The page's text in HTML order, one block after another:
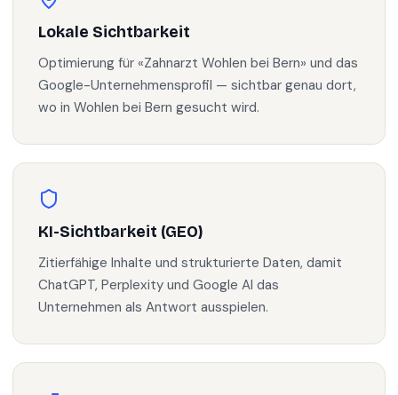
Lokale Sichtbarkeit
Optimierung für «Zahnarzt Wohlen bei Bern» und das
Google-Unternehmensprofil — sichtbar genau dort,
wo in Wohlen bei Bern gesucht wird.
KI-Sichtbarkeit (GEO)
Zitierfähige Inhalte und strukturierte Daten, damit
ChatGPT, Perplexity und Google AI das
Unternehmen als Antwort ausspielen.